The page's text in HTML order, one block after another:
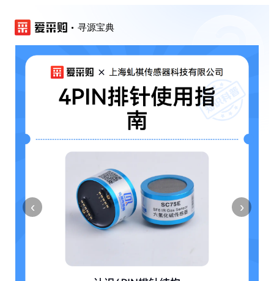
寻源宝典
‹ ›